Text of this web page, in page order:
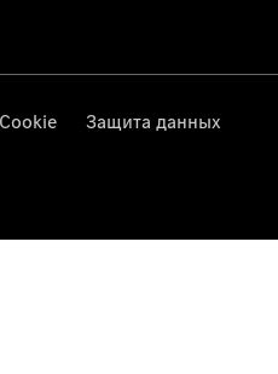
Cookie Защита данных